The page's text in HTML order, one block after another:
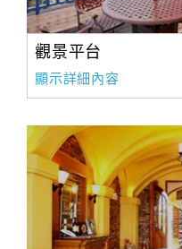
觀景平台
顯示詳細內容